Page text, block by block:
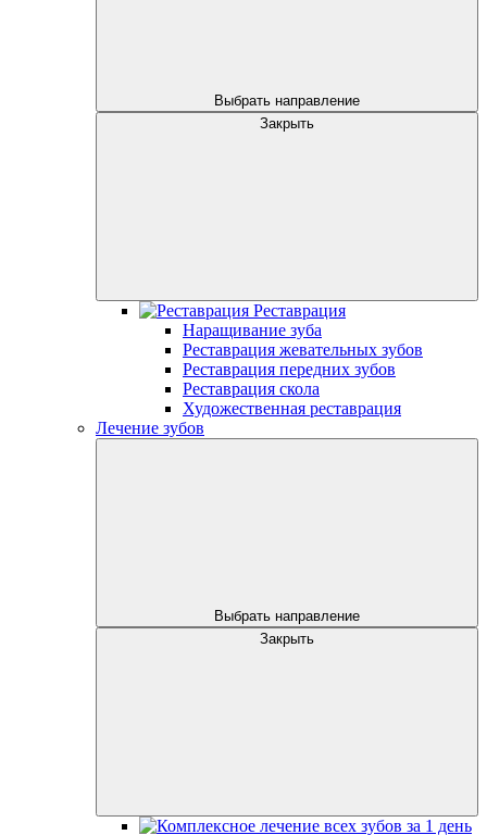
Выбрать направление
Закрыть
Реставрация
Наращивание зуба
Реставрация жевательных зубов
Реставрация передних зубов
Реставрация скола
Художественная реставрация
Лечение зубов
Выбрать направление
Закрыть